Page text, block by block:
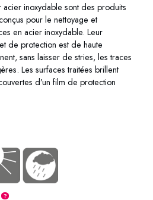
acier inoxydable sont des produits
pour le nettoyage et
en acier inoxydable. Leur
de protection est de haute
sans laisser de stries, les traces
Les surfaces traitées brillent
d’un film de protection